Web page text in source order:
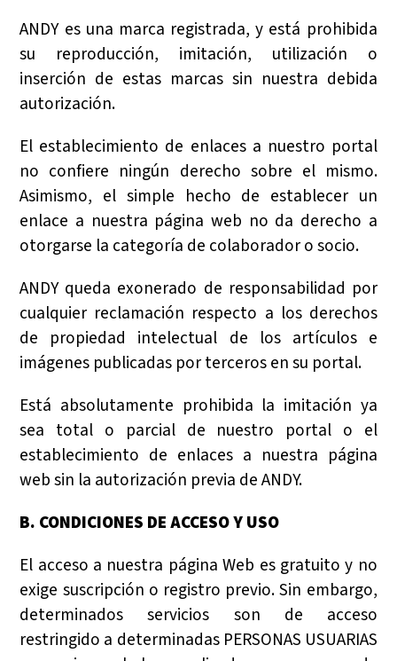
ANDY es una marca registrada, y está prohibida
su reproducción, imitación, utilización o
inserción de estas marcas sin nuestra debida
autorización.
El establecimiento de enlaces a nuestro portal
no confiere ningún derecho sobre el mismo.
Asimismo, el simple hecho de establecer un
enlace a nuestra página web no da derecho a
otorgarse la categoría de colaborador o socio.
ANDY queda exonerado de responsabilidad por
cualquier reclamación respecto a los derechos
de propiedad intelectual de los artículos e
imágenes publicadas por terceros en su portal.
Está absolutamente prohibida la imitación ya
sea total o parcial de nuestro portal o el
establecimiento de enlaces a nuestra página
web sin la autorización previa de ANDY.
B. CONDICIONES DE ACCESO Y USO
El acceso a nuestra página Web es gratuito y no
exige suscripción o registro previo. Sin embargo,
determinados servicios son de acceso
restringido a determinadas PERSONAS USUARIAS